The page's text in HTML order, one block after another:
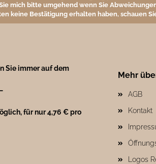
mich bitte umgehend wenn Sie
keine Bestätigung erhalten haben, schauen
Sie immer auf dem
für nur 4,76 € pro
Mehr
AGB
Kontakt
Logos